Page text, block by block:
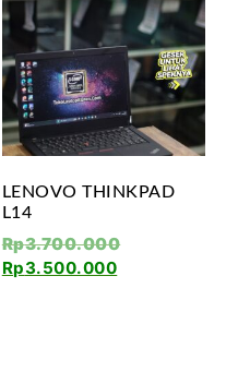
LENOVO THINKPAD
L14
Rp3.700.000
Rp3.500.000